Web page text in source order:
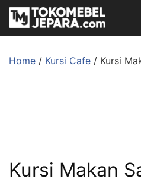
Home / Kursi Cafe / Kursi
Kursi Makan